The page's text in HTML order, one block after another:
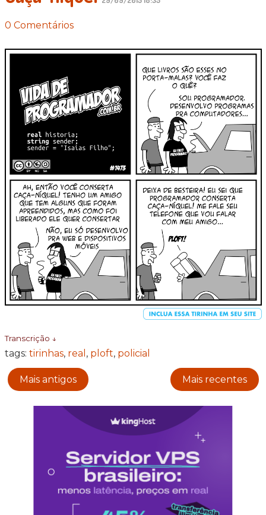
0 Comentários
Transcrição ↓
tags: tirinhas, real , ploft, policial
Mais antigos Mais recentes